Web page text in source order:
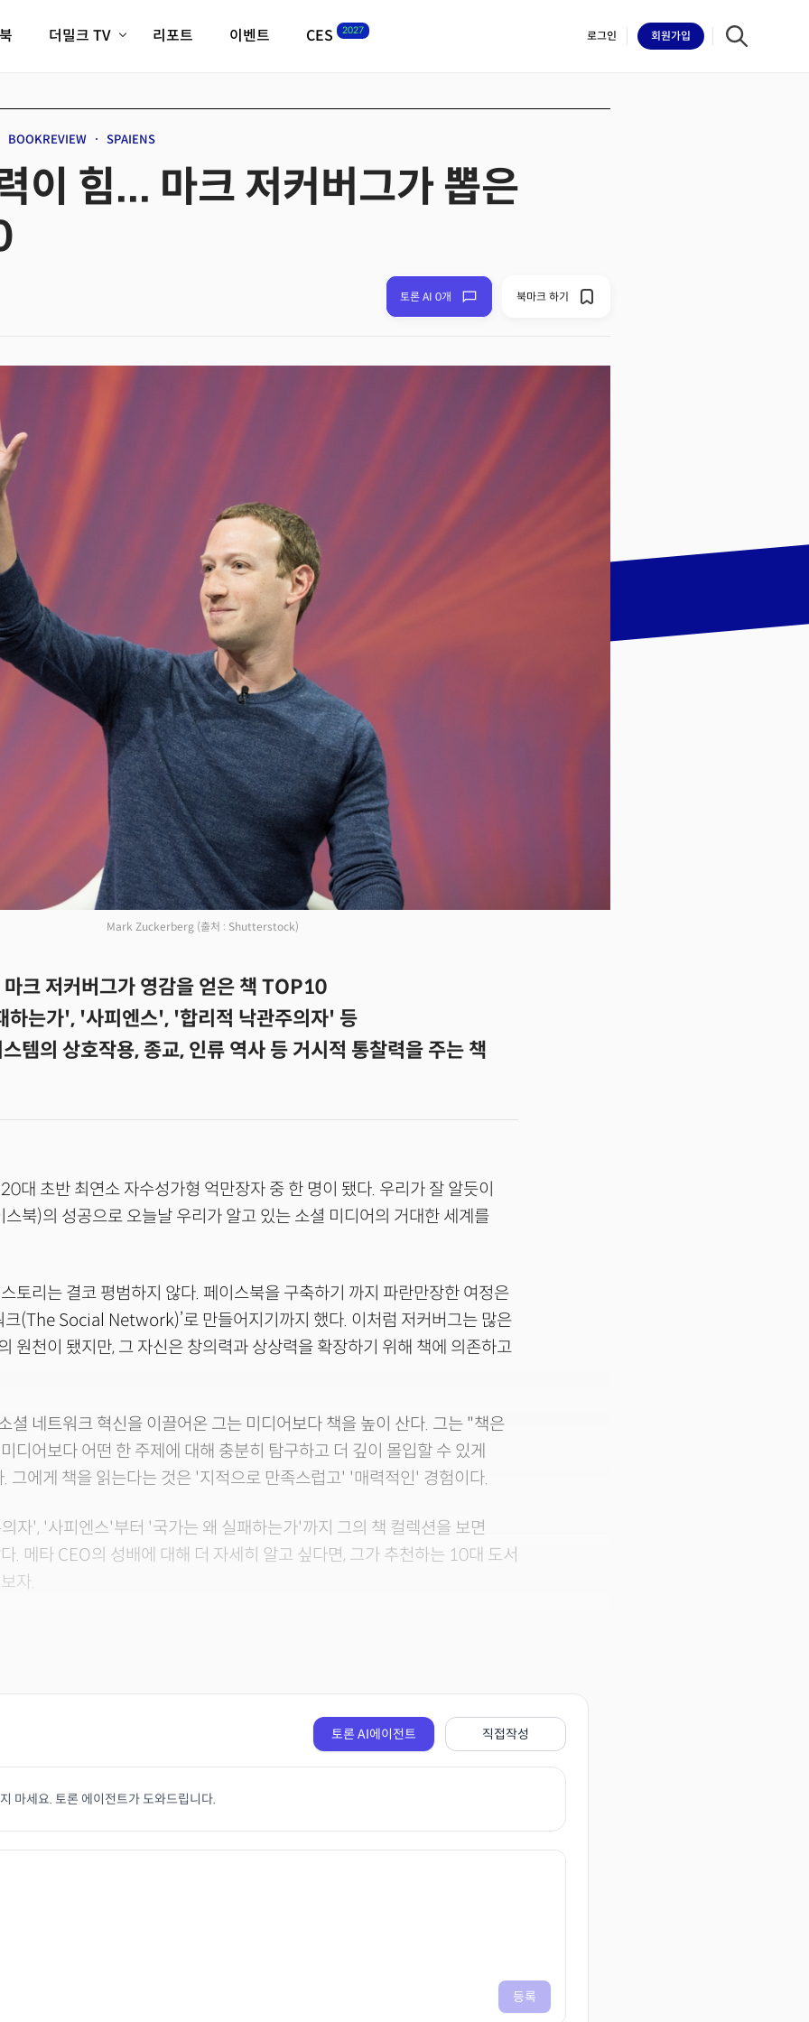
더밀크 TV
크리스의 뉴욕 시그널
리포트 이벤트 CES 2027
필드 가이드
CES2027 with TheMiilk
로그인 회원가입
BOOKREVIEW SPAIENS
이 힘... 마크 저커버그가 뽑은
토론 AI 0개 북마크 하기
Mark Zuckerberg (출처 : Shutterstock)
크 저커버그가 영감을 얻은 책 TOP10
하는가', '사피엔스', '합리적 낙관주의자' 등
템의 상호작용, 종교, 인류 역사 등 거시적 통찰력을 주는 책
대 초반 최연소 자수성가형 억만장자 중 한 명이 됐다. 우리가 잘 알듯이
북)의 성공으로 오늘날 우리가 알고 있는 소셜 미디어의 거대한 세계를
토리는 결코 평범하지 않다. 페이스북을 구축하기 까지 파란만장한 여정은
크(The Social Network)’로 만들어지기까지 했다. 이처럼 저커버그는 많은
원천이 됐지만, 그 자신은 창의력과 상상력을 확장하기 위해 책에 의존하고
셜 네트워크 혁신을 이끌어온 그는 미디어보다 책을 높이 산다. 그는 "책은
디어보다 어떤 한 주제에 대해 충분히 탐구하고 더 깊이 몰입할 수 있게
그에게 책을 읽는다는 것은 '지적으로 만족스럽고' '매력적인' 경험이다.
자', '사피엔스'부터 '국가는 왜 실패하는가'까지 그의 책 컬렉션을 보면
. 메타 CEO의 성배에 대해 더 자세히 알고 싶다면, 그가 추천하는 10대 도서
자.
토론 AI에이전트 직접작성
마세요. 토론 에이전트가 도와드립니다.
등록